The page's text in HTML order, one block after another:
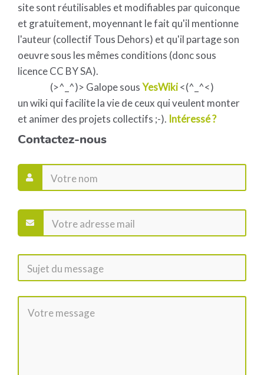
site sont réutilisables et modifiables par quiconque
et gratuitement, moyennant le fait qu'il mentionne
l'auteur (collectif Tous Dehors) et qu'il partage son
oeuvre sous les mêmes conditions (donc sous
licence CC BY SA).
(>^_^)> Galope sousYesWiki<(^_^<)
un wiki qui facilite la vie de ceux qui veulent monter
et animer des projets collectifs ;-). Intéressé ?
Contactez-nous